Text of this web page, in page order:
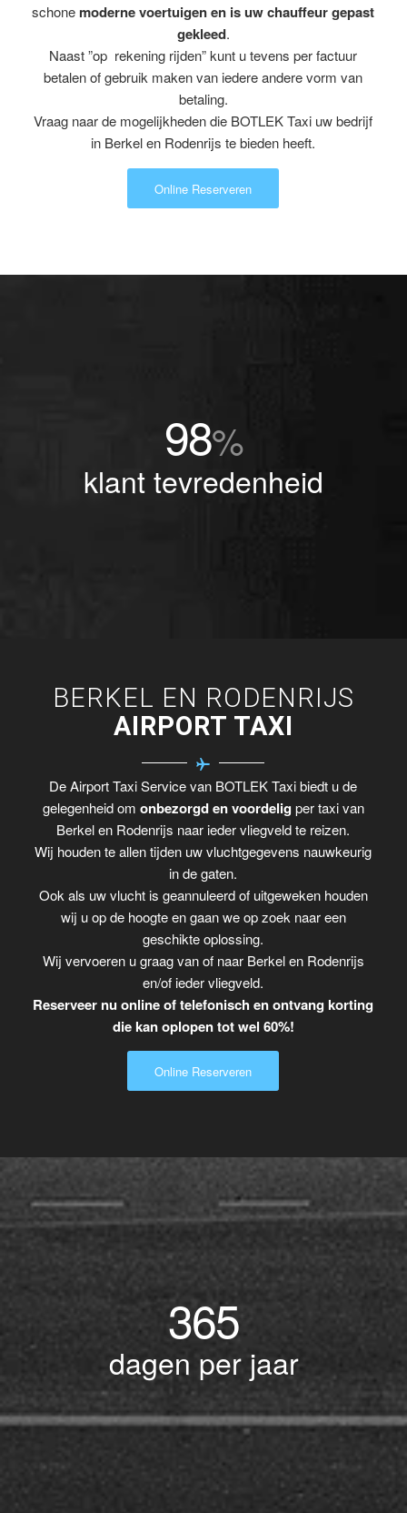
schone moderne voertuigen en is uw chauffeur gepast
gekleed.
Naast ”op rekening rijden” kunt u tevens per factuur
betalen of gebruik maken van iedere andere vorm van
betaling.
Vraag naar de mogelijkheden die BOTLEK Taxi uw bedrijf
in Berkel en Rodenrijs te bieden heeft.
Online Reserveren
98%
klant tevredenheid
BERKEL EN RODENRIJS
AIRPORT TAXI
De Airport Taxi Service van BOTLEK Taxi biedt u de
gelegenheid om onbezorgd en voordelig per taxi van
Berkel en Rodenrijs naar ieder vliegveld te reizen.
Wij houden te allen tijden uw vluchtgegevens nauwkeurig
in de gaten.
Ook als uw vlucht is geannuleerd of uitgeweken houden
wij u op de hoogte en gaan we op zoek naar een
geschikte oplossing.
Wij vervoeren u graag van of naar Berkel en Rodenrijs
en/of ieder vliegveld.
Reserveer nu online of telefonisch en ontvang korting
die kan oplopen tot wel 60%!
Online Reserveren
365
dagen per jaar